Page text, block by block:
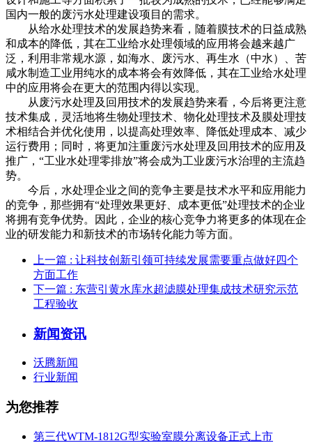
国内一般的废污水处理建设项目的需求。
从给水处理技术的发展趋势来看，随着膜技术的日益成熟
和成本的降低，其在工业给水处理领域的应用将会越来越广
泛，利用非常规水源，如海水、废污水、再生水（中水）、苦
咸水制造工业用纯水的成本将会有效降低，其在工业给水处理
中的应用将会在更大的范围内得以实现。
从废污水处理及回用技术的发展趋势来看，今后将更注意
技术集成，灵活地将生物处理技术、物化处理技术及膜处理技
术相结合并优化使用，以提高处理效率、降低处理成本、减少
运行费用；同时，将更加注重废污水处理及回用技术的应用及
推广，“工业水处理零排放”将会成为工业废污水治理的主流趋
势。
今后，水处理企业之间的竞争主要是技术水平和应用能力
的竞争，那些拥有“处理效果更好、成本更低”处理技术的企业
将拥有竞争优势。因此，企业的核心竞争力将更多的体现在企
业的研发能力和新技术的市场转化能力等方面。
上一篇 : 让科技创新引领可持续发展需要重点做好四个
方面工作
下一篇 : 东营引黄水库水超滤膜处理集成技术研究示范
工程验收
新闻资讯
沃腾新闻
行业新闻
为您推荐
第三代WTM-1812G型实验室膜分离设备正式上市